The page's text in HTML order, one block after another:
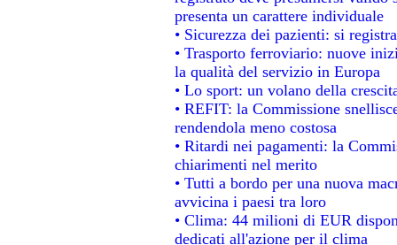
presenta un carattere individuale
• Sicurezza dei pazienti: si
• Trasporto ferroviario: nuove
la qualità del servizio in Europa
• Lo sport: un volano della
• REFIT: la Commissione
rendendola meno costosa
• Ritardi nei pagamenti: la
chiarimenti nel merito
• Tutti a bordo per una nuova
avvicina i paesi tra loro
• Clima: 44 milioni di EUR
dedicati all'azione per il clima